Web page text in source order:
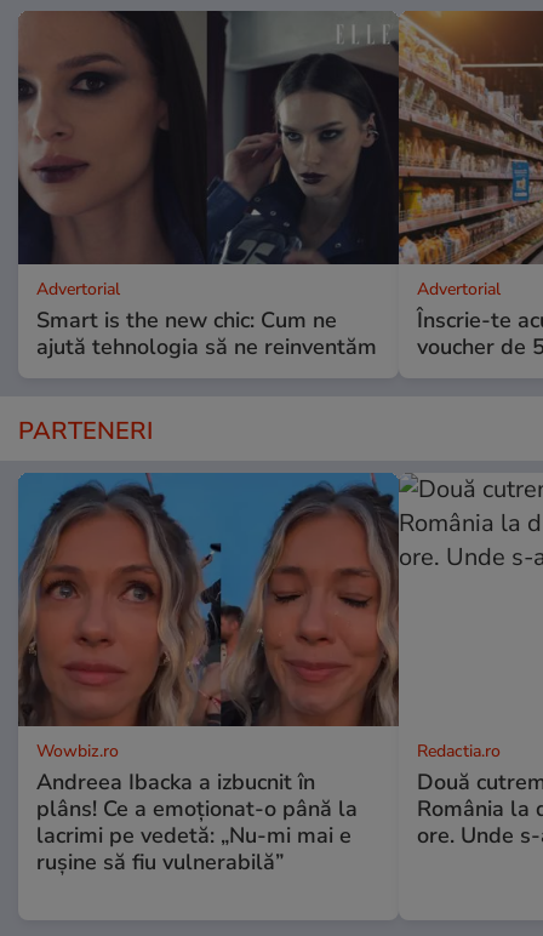
Advertorial
Smart is the new chic: Cum ne
ajută tehnologia să ne reinventăm
Advertorial
Înscrie-te
voucher de
PARTENERI
Wowbiz.ro
Andreea Ibacka a izbucnit în
plâns! Ce a emoționat-o până la
lacrimi pe vedetă: „Nu-mi mai e
rușine să fiu vulnerabilă”
Redactia.ro
Două
România la
ore. Unde